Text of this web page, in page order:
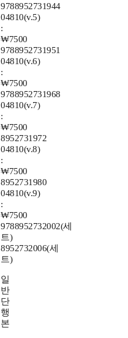
9788952731944
04810(v.5)
:
₩7500
9788952731951
04810(v.6)
:
₩7500
9788952731968
04810(v.7)
:
₩7500
8952731972
04810(v.8)
:
₩7500
8952731980
04810(v.9)
:
₩7500
9788952732002(세
트)
8952732006(세
트)
일
반
단
행
본